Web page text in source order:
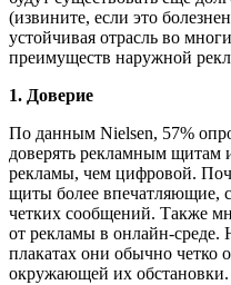
(извините, если это
устойчивая отрасль во
преимуществ наружной
1. Доверие
По данным Nielsen, 57%
доверять рекламным щитам
рекламы, чем цифровой.
щиты более впечатляющие,
четких сообщений. Также
от рекламы в онлайн-
плакатах они обычно четко
окружающей их обстановки.